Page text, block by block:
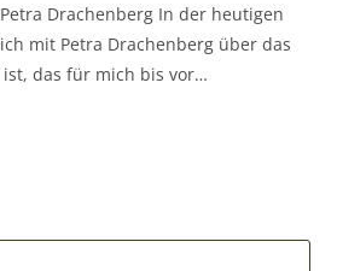
Drachenberg In der heutigen
mit Petra Drachenberg über das
das für mich bis vor…